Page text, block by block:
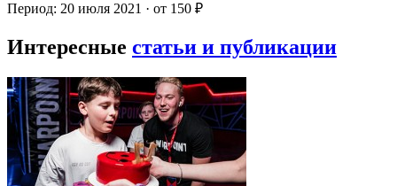
Период: 20 июля 2021 · от 150 ₽
Интересные статьи и публикации